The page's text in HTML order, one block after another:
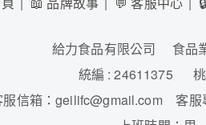
給力食品有限公司 食品
統編 : 24611375 桃
服信箱：geilifc@gmail.com 客服